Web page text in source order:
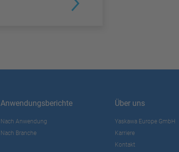
Anwendungsberichte
Nach Anwendung
Nach Branche
Über uns
Yaskawa Europe GmbH
Karriere
Kontakt